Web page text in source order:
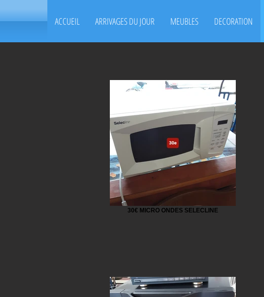
ACCUEIL ARRIVAGES DU JOUR MEUBLES DECORATION
30€ MICRO ONDES SELECLINE